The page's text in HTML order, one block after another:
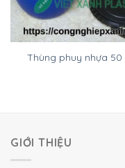
Thùng phuy nhựa 50
GIỚI THIỆU